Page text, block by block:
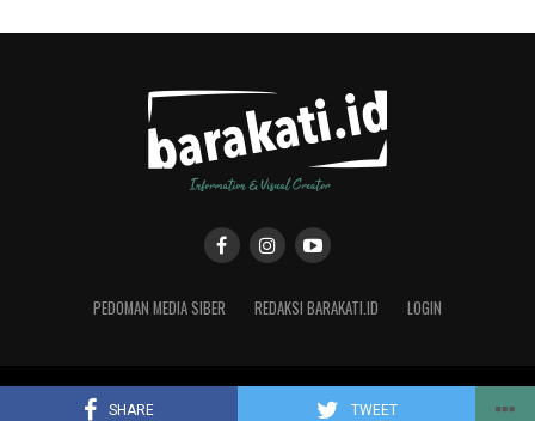
SHARE TWEET
PEDOMAN MEDIA SIBER REDAKSI BARAKATI.ID LOGIN
Copyright © 2019 Barakati.ID supported by CMS Studio Design